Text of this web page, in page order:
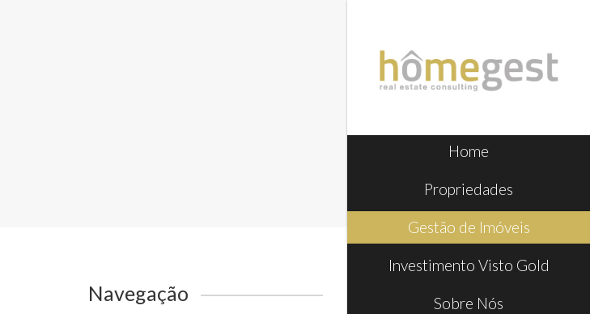
Home
Propriedades
Gestão de Imóveis
Investimento Visto Gold
Sobre Nós
Navegação